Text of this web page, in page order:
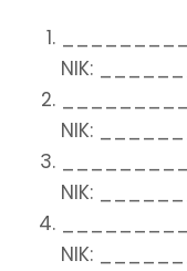
NIK:
NIK:
NIK:
NIK: